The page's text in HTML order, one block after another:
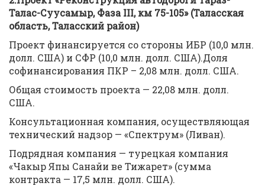
Талас-Суусамыр, Фаза III, км 75-105» (Таласская
область, Таласский район)
Проект финансируется со стороны ИБР (10,0 млн.
долл. США) и СФР (10,0 млн. долл. США).Доля
софинансирования ПКР – 2,08 млн. долл. США.
Общая стоимость проекта — 22,08 млн. долл.
США.
Консультационная компания, осуществляющая
технический надзор — «Спектрум» (Ливан).
Подрядная компания — турецкая компания
«Чакыр Япы Санайи ве Тижарет» (сумма
контракта — 17,5 млн. долл. США).